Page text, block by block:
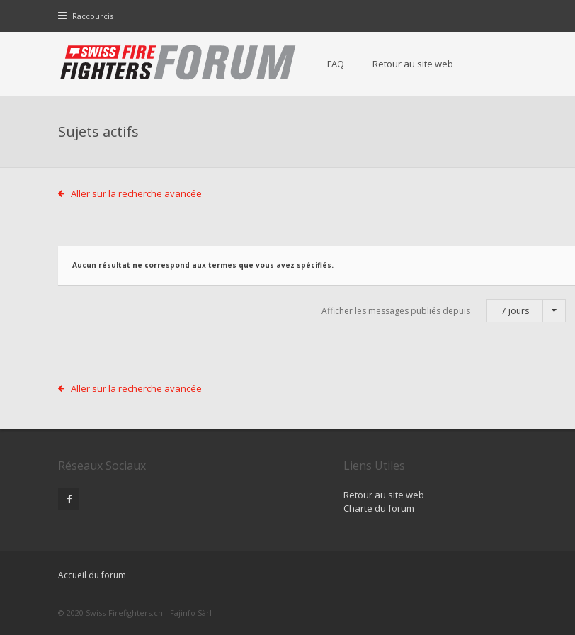
Raccourcis
FAQ Retour au site web
Sujets actifs
Aller sur la recherche avancée
Aucun résultat ne correspond aux termes que vous avez spécifiés.
Afficher les messages publiés depuis 7 jours
Aller sur la recherche avancée
Réseaux Sociaux Liens Utiles
Retour au site web
Charte du forum
Accueil du forum
© 2020 Swiss-Firefighters.ch - Fajinfo Sàrl